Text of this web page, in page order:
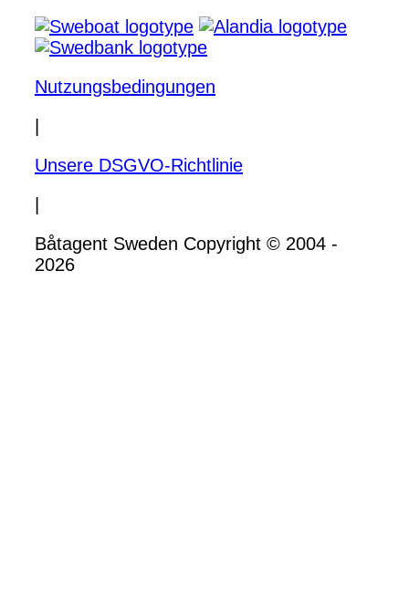
Nutzungsbedingungen
|
Unsere DSGVO-Richtlinie
|
Båtagent Sweden Copyright © 2004 -
2026